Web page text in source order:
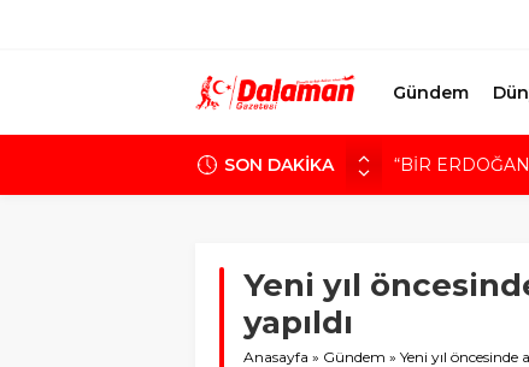
Gündem
SON DAKİKA
“BİR
MHP’den
SANAYİ
SÜREK
Yeni yıl
yapıldı
Anasayfa » Gündem » Yeni yıl öncesinde